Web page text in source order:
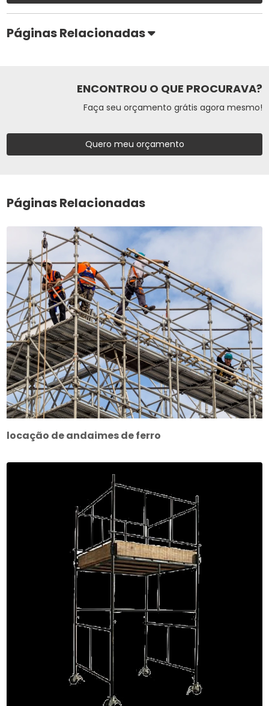
Páginas Relacionadas
ENCONTROU O QUE PROCURAVA?
Faça seu orçamento grátis agora mesmo!
Quero meu orçamento
Páginas Relacionadas
locação de andaimes de ferro